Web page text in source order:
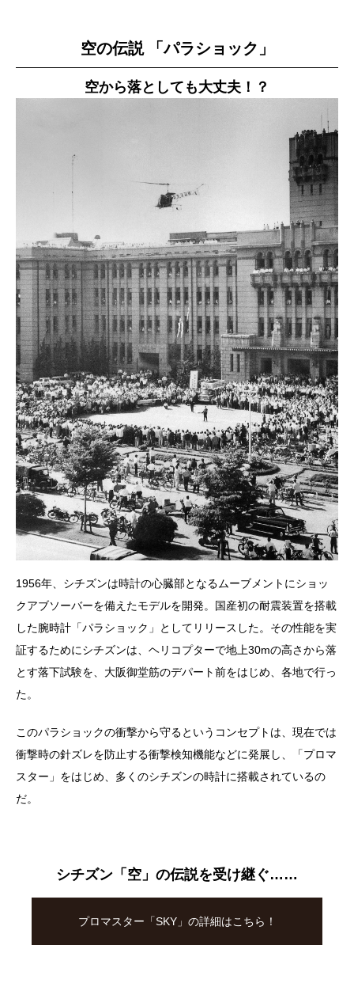
空の伝説 「パラショック」
空から落としても大丈夫！？
1956年、シチズンは時計の心臓部となるムーブメントにショッ
クアブソーバーを備えたモデルを開発。国産初の耐震装置を搭載
した腕時計「パラショック」としてリリースした。その性能を実
証するためにシチズンは、ヘリコプターで地上30mの高さから落
とす落下試験を、大阪御堂筋のデパート前をはじめ、各地で行っ
た。
このパラショックの衝撃から守るというコンセプトは、現在では
衝撃時の針ズレを防止する衝撃検知機能などに発展し、「プロマ
スター」をはじめ、多くのシチズンの時計に搭載されているの
だ。
シチズン「空」の伝説を受け継ぐ……
プロマスター「SKY」の詳細はこちら！